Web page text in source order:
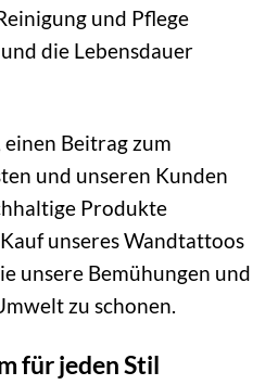
und Pflege
die Lebensdauer
Beitrag zum
und unseren Kunden
Produkte
unseres Wandtattoos
unsere Bemühungen und
zu schonen.
für jeden Stil